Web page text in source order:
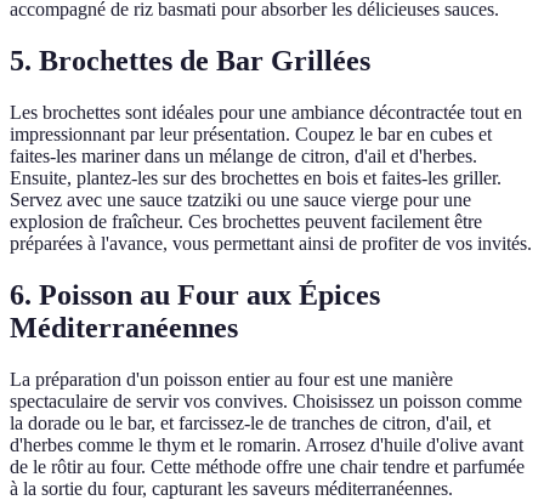
accompagné de riz basmati pour absorber les délicieuses sauces.
5. Brochettes de Bar Grillées
Les brochettes sont idéales pour une ambiance décontractée tout en
impressionnant par leur présentation. Coupez le bar en cubes et
faites-les mariner dans un mélange de citron, d'ail et d'herbes.
Ensuite, plantez-les sur des brochettes en bois et faites-les griller.
Servez avec une sauce tzatziki ou une sauce vierge pour une
explosion de fraîcheur. Ces brochettes peuvent facilement être
préparées à l'avance, vous permettant ainsi de profiter de vos invités.
6. Poisson au Four aux Épices
Méditerranéennes
La préparation d'un poisson entier au four est une manière
spectaculaire de servir vos convives. Choisissez un poisson comme
la dorade ou le bar, et farcissez-le de tranches de citron, d'ail, et
d'herbes comme le thym et le romarin. Arrosez d'huile d'olive avant
de le rôtir au four. Cette méthode offre une chair tendre et parfumée
à la sortie du four, capturant les saveurs méditerranéennes.